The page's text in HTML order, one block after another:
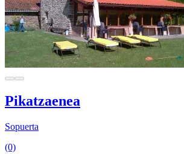
Pikatzaenea
Sopuerta
(0)